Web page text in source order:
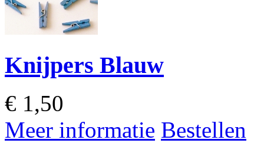
Knijpers Blauw
€ 1,50
Meer informatie Bestellen